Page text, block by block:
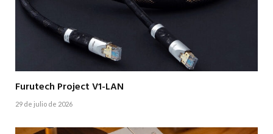
Furutech Project V1-LAN
29 de julio de 2026